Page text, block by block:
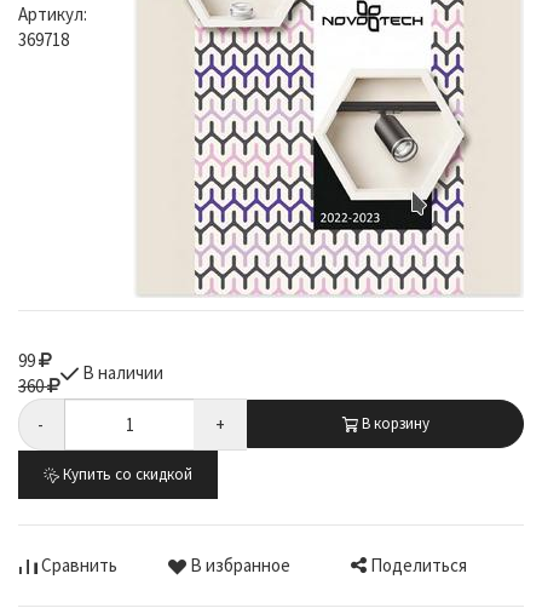
Артикул:
369718
99
360
В наличии
- + В корзину
Купить со скидкой
Сравнить В избранное Поделиться